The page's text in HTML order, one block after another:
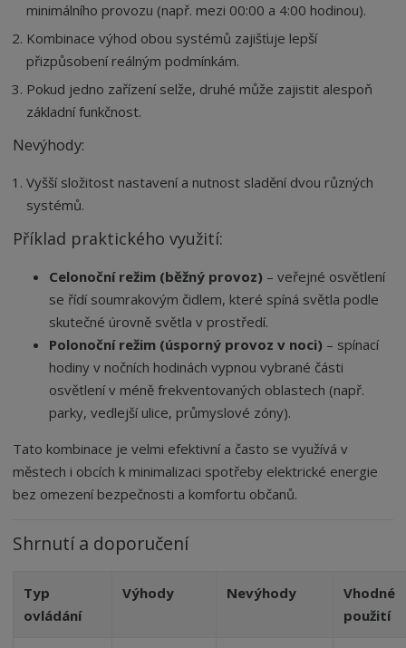
minimálního provozu (např. mezi 00:00 a 4:00 hodinou).
Kombinace výhod obou systémů zajišťuje lepší
přizpůsobení reálným podmínkám.
Pokud jedno zařízení selže, druhé může zajistit alespoň
základní funkčnost.
Nevýhody:
Vyšší složitost nastavení a nutnost sladění dvou různých
systémů.
Příklad praktického využití:
Celonoční režim (běžný provoz) – veřejné osvětlení
se řídí soumrakovým čidlem, které spíná světla podle
skutečné úrovně světla v prostředí.
Polonoční režim (úsporný provoz v noci) – spínací
hodiny v nočních hodinách vypnou vybrané části
osvětlení v méně frekventovaných oblastech (např.
parky, vedlejší ulice, průmyslové zóny).
Tato kombinace je velmi efektivní a často se využívá v
městech i obcích k minimalizaci spotřeby elektrické energie
bez omezení bezpečnosti a komfortu občanů.
Shrnutí a doporučení
Typ
ovládání
Výhody Nevýhody
Vhodné
použití